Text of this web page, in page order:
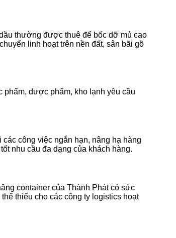
thường được thuê để bốc dỡ mủ cao
linh hoạt trên nền đất, sân bãi gồ
dược phẩm, kho lạnh yêu cầu
công việc ngắn hạn, nâng hạ hàng
nhu cầu đa dạng của khách hàng.
container của Thành Phát có sức
thiếu cho các công ty logistics hoạt